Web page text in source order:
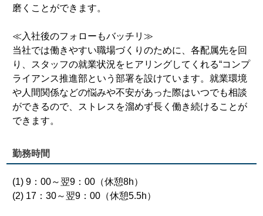
磨くことができます。
≪入社後のフォローもバッチリ≫
当社では働きやすい職場づくりのために、各配属先を回
り、スタッフの就業状況をヒアリングしてくれる“コンプ
ライアンス推進部という部署を設けています。就業環境
や人間関係などの悩みや不安があった際はいつでも相談
ができるので、ストレスを溜めず長く働き続けることが
できます。
勤務時間
(1) 9：00～翌9：00（休憩8h）
(2) 17：30～翌9：00（休憩5.5h）